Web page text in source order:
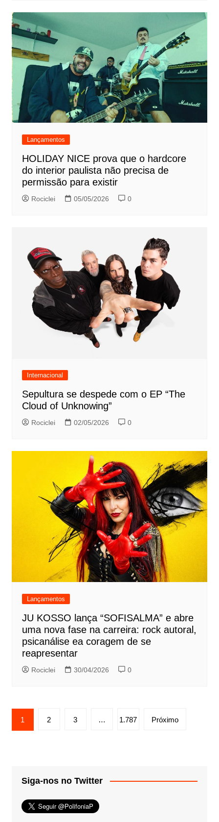
Lançamentos
HOLIDAY NICE prova que o hardcore
do interior paulista não precisa de
permissão para existir
Rociclei 05/05/2026 0
Internacional
Sepultura se despede com o EP “The
Cloud of Unknowing”
Rociclei 02/05/2026 0
Lançamentos
JU KOSSO lança “SOFISALMA” e abre
uma nova fase na carreira: rock autoral,
psicanálise ea coragem de se
reapresentar
Rociclei 30/04/2026 0
Paginação
de
1 2 3 … 1.787 Próximo
Siga-nos no Twitter